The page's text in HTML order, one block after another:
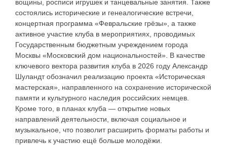
вощины, росписи игрушек и танцевальные занятия. Также
состоялись исторические и генеалогические встречи,
концертная программа «Февральские грёзы», а также
активное участие клуба в мероприятиях, проводимых
Государственным бюджетным учреждением города
Москвы «Московский дом национальностей». В качестве
ключевого вектора развития клуба в 2026 году Александр
Шуландт обозначил реализацию проекта «Историческая
мастерская», направленного на сохранение исторической
памяти и культурного наследия российских немцев.
Кроме того, в планах клуба — открытие новых
направлений деятельности, включая социальное и
музыкальное, что позволит расширить форматы работы и
привлечь к участию ещё больше молодёжи.